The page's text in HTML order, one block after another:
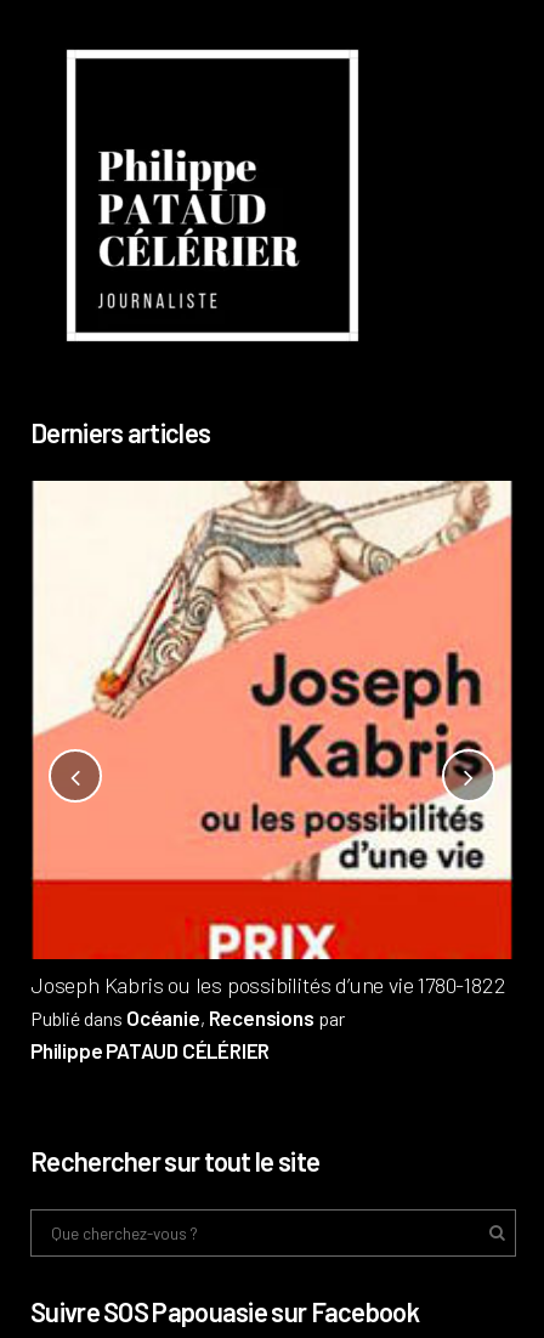
Derniers articles
Joseph Kabris ou les possibilités d’une vie 1780-1822
Publié dans Océanie, Recensions par
Philippe PATAUD CÉLÉRIER
Rechercher sur tout le site
Suivre SOS Papouasie sur Facebook